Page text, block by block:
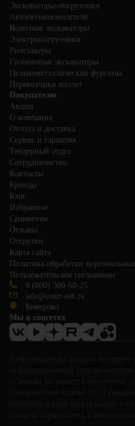
Экскаваторы-погрузчики
Автобетоносмесители
Колесные экскаваторы
Электропогрузчики
Ричстакеры
Гусеничные экскаваторы
Цельнометаллические фургоны
Перевозчики паллет
Покупателю
Акции
О компании
Оплата и доставка
Сервис и гарантия
Тендерный отдел
Сотрудничество
Контакты
Бренды
Блог
Избранное
Сравнение
Отзывы
Отгрузки
Карта сайта
Политика обработки
Пользовательское соглашение
8 (800) 300-68-25
sale@centr-teh.ru
Кемерово
Мы в соцсетях
положениями Статьи 437
исчерпывающей информации о